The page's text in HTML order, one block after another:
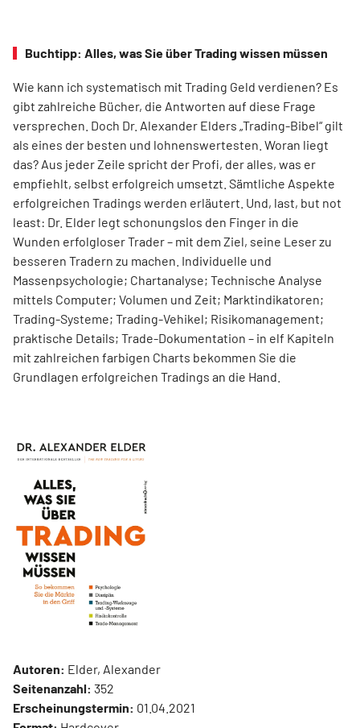
Buchtipp: Alles, was Sie über Trading wissen müssen
Wie kann ich systematisch mit Trading Geld verdienen? Es
gibt zahlreiche Bücher, die Antworten auf diese Frage
versprechen. Doch Dr. Alexander Elders „Trading-Bibel“ gilt
als eines der besten und lohnenswertesten. Woran liegt
das? Aus jeder Zeile spricht der Profi, der alles, was er
empfiehlt, selbst erfolgreich umsetzt. Sämtliche Aspekte
erfolgreichen Tradings werden erläutert. Und, last, but not
least: Dr. Elder legt schonungslos den Finger in die
Wunden erfolgloser Trader – mit dem Ziel, seine Leser zu
besseren Tradern zu machen. Individuelle und
Massenpsychologie; Chartanalyse; Technische Analyse
mittels Computer; Volumen und Zeit; Marktindikatoren;
Trading-Systeme; Trading-Vehikel; Risikomanagement;
praktische Details; Trade-Dokumentation – in elf Kapiteln
mit zahlreichen farbigen Charts bekommen Sie die
Grundlagen erfolgreichen Tradings an die Hand.
Autoren: Elder, Alexander
Seitenanzahl: 352
Erscheinungstermin: 01.04.2021